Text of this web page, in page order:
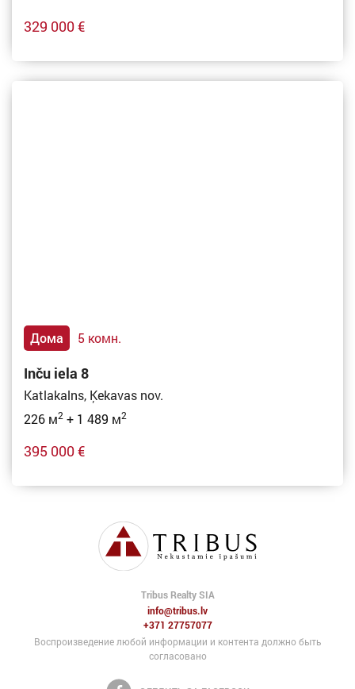
329 000 €
Дома 5 комн.
Inču iela 8
Katlakalns, Ķekavas nov.
226 м2 + 1 489 м2
395 000 €
Tribus Realty SIA
info@tribus.lv
+371 27757077
Воспроизведение любой информации и контента должно быть
согласовано